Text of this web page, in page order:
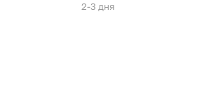
2-3 дня